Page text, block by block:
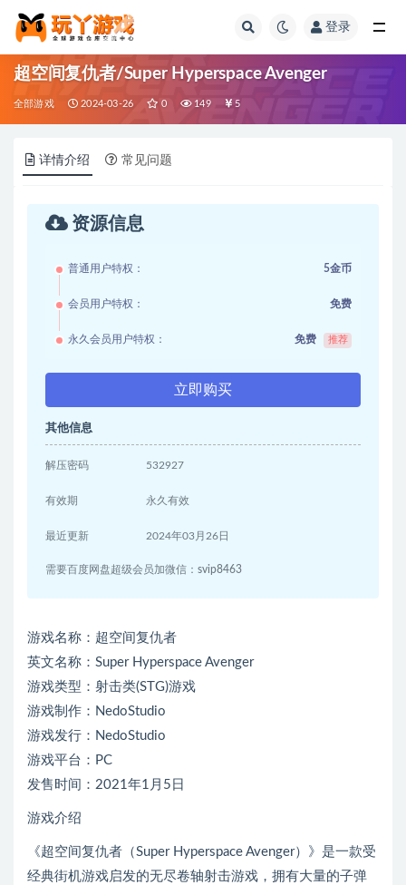
登录
超空间复仇者/Super Hyperspace Avenger
全部游戏 2024-03-26 0 149 5
详情介绍 常见问题
资源信息
普通用户特权： 5金币
会员用户特权： 免费
永久会员用户特权： 免费 推荐
立即购买
其他信息
解压密码 532927
有效期 永久有效
最近更新 2024年03月26日
需要百度网盘超级会员加微信：svip8463
游戏名称：超空间复仇者
英文名称：Super Hyperspace Avenger
游戏类型：射击类(STG)游戏
游戏制作：NedoStudio
游戏发行：NedoStudio
游戏平台：PC
发售时间：2021年1月5日
游戏介绍
《超空间复仇者（Super Hyperspace Avenger）》是一款受
经典街机游戏启发的无尽卷轴射击游戏，拥有大量的子弹